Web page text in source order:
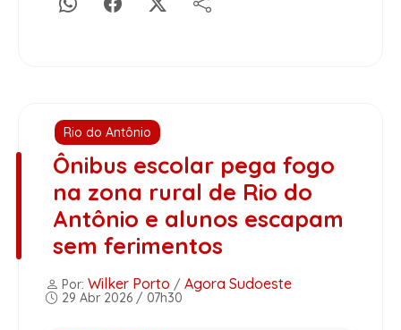
Rio do Antônio
Ônibus escolar pega fogo
na zona rural de Rio do
Antônio e alunos escapam
sem ferimentos
Por: Wilker Porto / Agora Sudoeste
29 Abr 2026 / 07h30